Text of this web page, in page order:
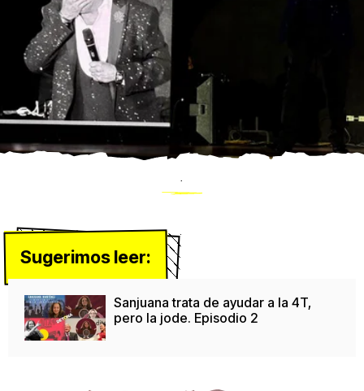
.
Sugerimos leer:
Sanjuana trata de ayudar a la 4T,
pero la jode. Episodio 2